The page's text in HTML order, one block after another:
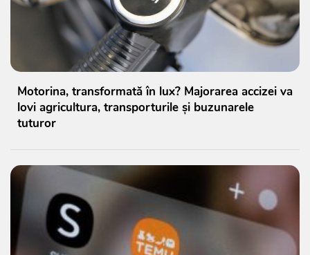
Motorina, transformată în lux? Majorarea accizei va
lovi agricultura, transporturile și buzunarele
tuturor